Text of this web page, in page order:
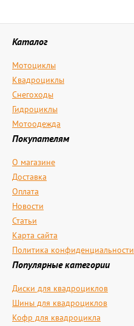
Каталог
Мотоциклы
Квадроциклы
Снегоходы
Гидроциклы
Мотоодежда
Покупателям
О магазине
Доставка
Оплата
Новости
Статьи
Карта сайта
Политика конфиденциальности
Популярные категории
Диски для квадроциклов
Шины для квадроциклов
Кофр для квадроцикла